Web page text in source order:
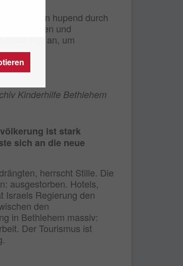
um Wagen hupend durch
und
passt sich an, um
Kinderhilfe Bethlehem
ist stark
sich an die neue
herrscht Stille. Die
ausgestorben. Hotels,
Israels Regierung den
den
in Bethlehem massiv:
Der Tourismus ist